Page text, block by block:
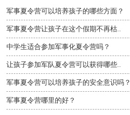
军事夏令营可以培养孩子的哪些方面？
军事夏令营让孩子在这个假期不再枯..
中学生适合参加军事化夏令营吗？
让孩子参加军队夏令营可以获得哪些..
军事夏令营可以培养孩子的安全意识吗？
军事夏令营哪里的好？